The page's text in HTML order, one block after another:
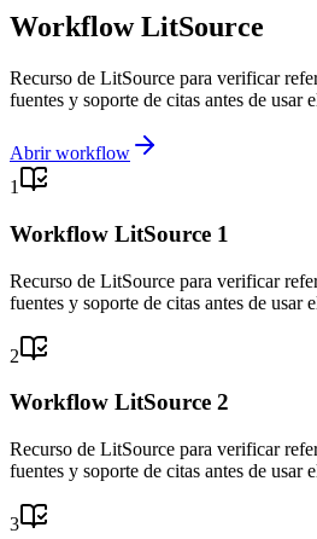
Workflow LitSource
Recurso de LitSource para verificar
fuentes y soporte de citas antes de usar
Abrir workflow
1
Workflow LitSource 1
Recurso de LitSource para verificar
fuentes y soporte de citas antes de usar
2
Workflow LitSource 2
Recurso de LitSource para verificar
fuentes y soporte de citas antes de usar
3